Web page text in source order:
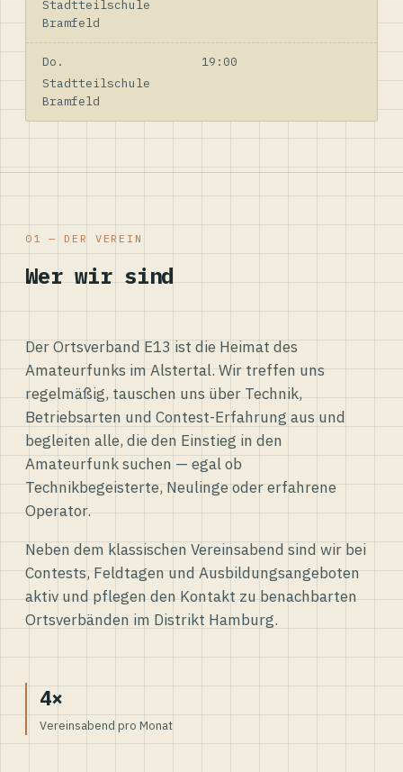
Stadtteilschule
Bramfeld
Do.
19:00
Stadtteilschule
Bramfeld
01 — DER VEREIN
Wer wir sind
Der Ortsverband E13 ist die Heimat des
Amateurfunks im Alstertal. Wir treffen uns
regelmäßig, tauschen uns über Technik,
Betriebsarten und Contest-Erfahrung aus und
begleiten alle, die den Einstieg in den
Amateurfunk suchen — egal ob
Technikbegeisterte, Neulinge oder erfahrene
Operator.
Neben dem klassischen Vereinsabend sind wir bei
Contests, Feldtagen und Ausbildungsangeboten
aktiv und pflegen den Kontakt zu benachbarten
Ortsverbänden im Distrikt Hamburg.
4×
Vereinsabend pro Monat